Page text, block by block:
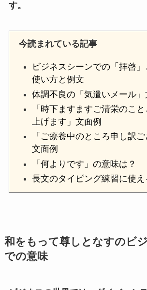
す。
今読まれている記事
ビジネスシーンでの「拝啓
使い方と例文
体調不良の「気遣いメール」
「時下ますますご清栄のこ
上げます」文面例
「ご療養中のところ申し訳ご
文面例
「何よりです」の意味は？
長文のタイピング練習に使え
和をもって尊しとなすのビ
での意味